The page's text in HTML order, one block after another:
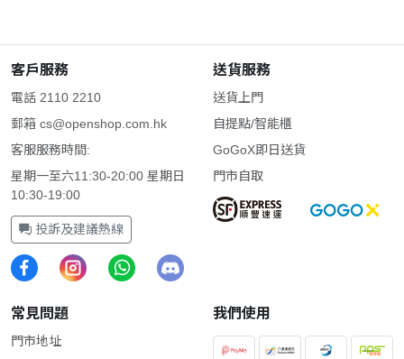
客戶服務
電話 2110 2210
郵箱 cs@openshop.com.hk
客服服務時間:
星期一至六11:30-20:00 星期日
10:30-19:00
投訴及建議熱線
送貨服務
送貨上門
自提點/智能櫃
GoGoX即日送貨
門市自取
常見問題
門市地址
我們使用